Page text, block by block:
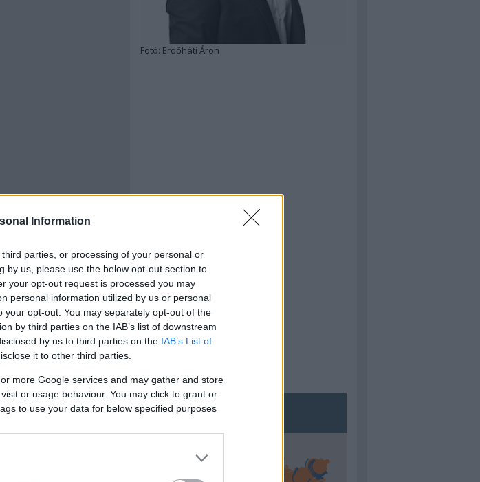
Information
parties, or processing of your personal or
by us, please use the below opt-out section to
your opt-out request is processed you may
personal information utilized by us or personal
opt-out. You may separately opt-out of the
by third parties on the IAB’s list of downstream
by us to third parties on the IAB’s List of
it to other third parties.
more Google services and may gather and store
or usage behaviour. You may click to grant or
to use your data for below specified purposes
Fotó: Erdőháti Áron